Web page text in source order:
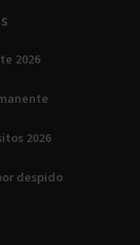
2026
2026
despido